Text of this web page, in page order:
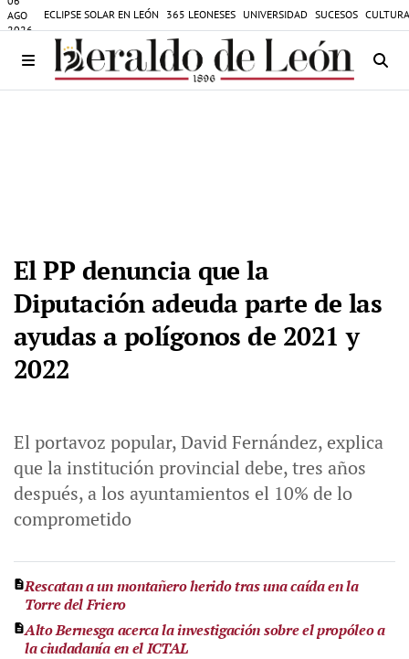
AGO
2026
ECLIPSE SOLAR EN LEÓN 365 LEONESES UNIVERSIDAD SUCESOS
El PP denuncia que la
Diputación adeuda parte de las
ayudas a polígonos de 2021 y
2022
El portavoz popular, David Fernández, explica
que la institución provincial debe, tres años
después, a los ayuntamientos el 10% de lo
comprometido
Rescatan a un montañero herido tras una caída en la
Torre del Friero
Alto Bernesga acerca la investigación sobre el propóleo a
la ciudadanía en el ICTAL